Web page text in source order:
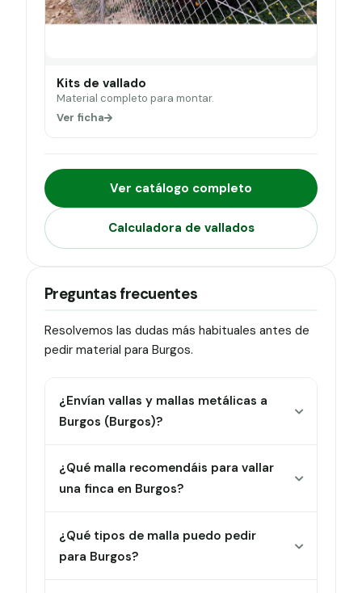
Kits de vallado
Material completo para montar.
Ver ficha
Ver catálogo completo
Calculadora de vallados
Preguntas frecuentes
Resolvemos las dudas más habituales antes de
pedir material para Burgos.
¿Envían vallas y mallas metálicas a
Burgos (Burgos)?
¿Qué malla recomendáis para vallar
una finca en Burgos?
¿Qué tipos de malla puedo pedir
para Burgos?